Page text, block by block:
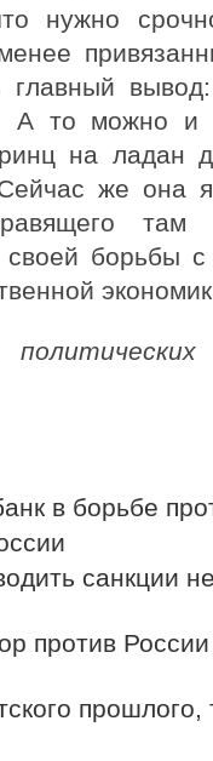
нужно
главный
А то можно и
на ладан
же она
борьбы
в борьбе
санкции
против